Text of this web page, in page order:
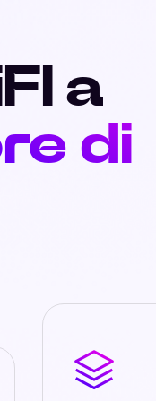
a
di